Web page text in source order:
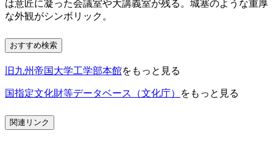
は意匠に凝った会議室や大講義室が残る。城塞のような重厚
な外観がシンボリック。
おすすめ検索
旧九州帝国大学工学部本館をもっと見る
国指定文化財等データベース（文化庁） をもっと見る
関連リンク